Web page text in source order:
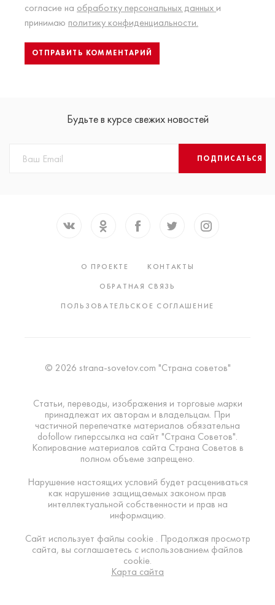
согласие на обработку персональных данных и
принимаю политику конфиденциальности.
Будьте в курсе свежих новостей
ПОДПИСАТЬСЯ
О ПРОЕКТЕ
КОНТАКТЫ
ОБРАТНАЯ СВЯЗЬ
ПОЛЬЗОВАТЕЛЬСКОЕ СОГЛАШЕНИЕ
© 2026 strana-sovetov.com "Страна советов"
Статьи, переводы, изображения и торговые марки
принадлежат их авторам и владельцам. При
частичной перепечатке материалов обязательна
dofollow гиперссылка на сайт "Страна Советов".
Копирование материалов сайта Страна Советов в
полном объеме запрещено.
Нарушение настоящих условий будет расцениваться
как нарушение защищаемых законом прав
интеллектуальной собственности и прав на
информацию.
Сайт использует файлы cookie . Продолжая просмотр
сайта, вы соглашаетесь с использованием файлов
cookie.
Карта сайта